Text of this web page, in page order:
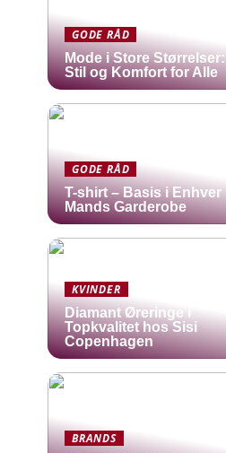
GODE RÅD
Mode i Store Størrelser:
Stil og Komfort for Alle
GODE RÅD
T-shirt – Basis i Enhver
Mands Garderobe
KVINDER
Diamant Øreringe i
Topkvalitet hos Sisi
Copenhagen
BRANDS